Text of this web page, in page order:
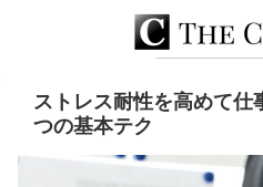
ストレス耐性を高めて仕
つの基本テク